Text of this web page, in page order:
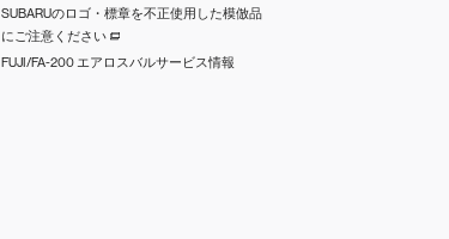
SUBARUのロゴ・標章を不正使用した模倣品
にご注意ください
FUJI/FA-200 エアロスバルサービス情報